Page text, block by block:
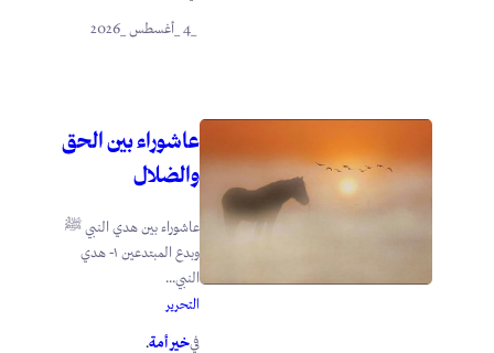
_4 _أغسطس _2026
عاشوراء بين الحق
والضلال
عاشوراء بين هدي النبي ﷺ
وبدع المبتدعين ١- هدي
النبي...
التحرير
فيخير أمة.